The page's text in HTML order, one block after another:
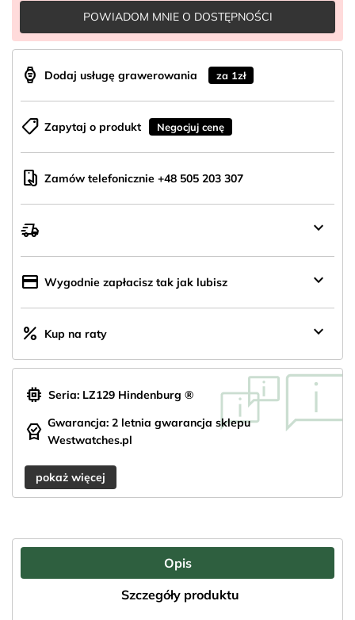
POWIADOM MNIE O DOSTĘPNOŚCI
aod_watch Dodaj usługę grawerowania za 1zł
shoppingmode Zapytaj o produkt Negocjuj cenę
mobile_hand Zamów telefonicznie +48 505 203 307
delivery_truck_speed keyboard_arrow_down
credit_card Wygodnie zapłacisz tak jak lubisz keyboard_arrow_down
percent Kup na raty keyboard_arrow_down
memory Seria: LZ129 Hindenburg ®
editor_choice Gwarancja: 2 letnia gwarancja sklepu
Westwatches.pl
pokaż więcej
Opis
Szczegóły produktu